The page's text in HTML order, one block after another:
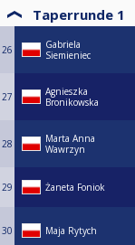
Taperrunde 1
26
Gabriela
Siemieniec
27
Agnieszka
Bronikowska
28
Marta Anna
Wawrzyn
29 Żaneta Foniok
30 Maja Rytych